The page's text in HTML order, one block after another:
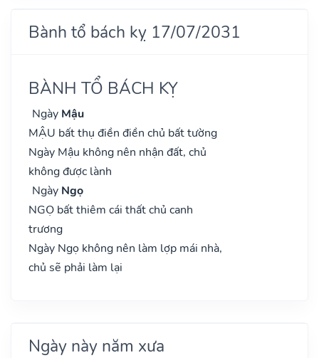
Bành tổ bách kỵ 17/07/2031
BÀNH TỔ BÁCH KỴ
Ngày Mậu
MẬU bất thụ điền điền chủ bất tường
Ngày Mậu không nên nhận đất, chủ
không được lành
Ngày Ngọ
NGỌ bất thiêm cái thất chủ canh
trương
Ngày Ngọ không nên làm lợp mái nhà,
chủ sẽ phải làm lại
Ngày này năm xưa